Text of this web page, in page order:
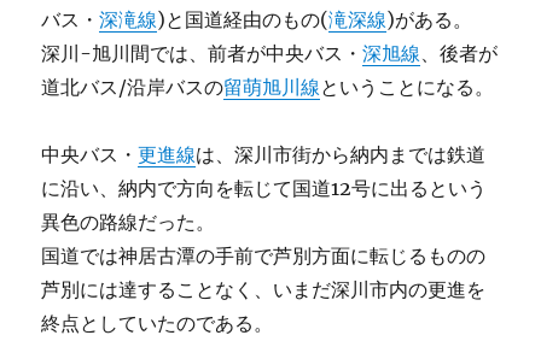
バス・深滝線)と国道経由のもの(滝深線)がある。
深川-旭川間では、前者が中央バス・深旭線、後者が
道北バス/沿岸バスの留萌旭川線ということになる。
中央バス・更進線は、深川市街から納内までは鉄道
に沿い、納内で方向を転じて国道12号に出るという
異色の路線だった。
国道では神居古潭の手前で芦別方面に転じるものの
芦別には達することなく、いまだ深川市内の更進を
終点としていたのである。